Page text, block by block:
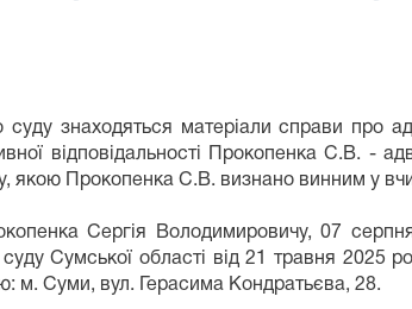
знаходяться матеріали справи про
відповідальності Прокопенка С.В. -
якою Прокопенка С.В. визнано винним у
Сергія Володимировичу, 07
Сумської області від 21 травня 2025
м. Суми, вул. Герасима Кондратьєва, 28.